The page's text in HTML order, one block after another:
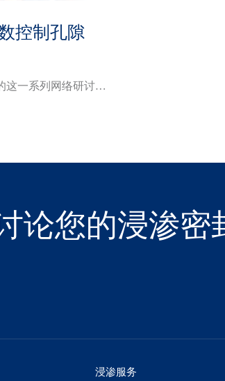
控制孔隙
这一系列网络研讨…
论您的浸渗密
浸渗服务